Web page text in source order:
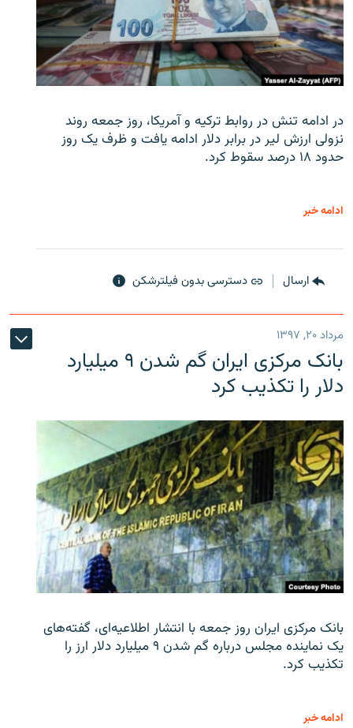
در ادامه تنش در روابط ترکیه و آمریکا، روز جمعه روند
نزولی ارزش لیر در برابر دلار ادامه یافت و ظرف یک روز
حدود ۱۸ درصد سقوط کرد.
ادامه خبر
ارسال دسترسی بدون فیلترشکن
مرداد ۲۰, ۱۳۹۷
بانک مرکزی ایران گم شدن ۹ میلیارد
دلار را تکذیب کرد
بانک مرکزی ایران روز جمعه با انتشار اطلاعیه‌ای، گفته‌های
یک نماینده مجلس درباره گم شدن ۹ میلیارد دلار ارز را
تکذیب کرد.
ادامه خبر